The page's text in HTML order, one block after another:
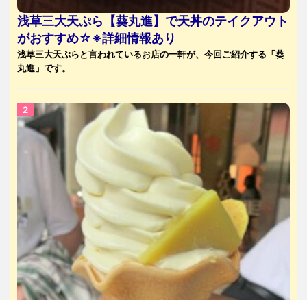
浅草三大天ぷら【葵丸進】で天丼のテイクアウト
がおすすめ☆※詳細情報あり
浅草三大天ぷらと言われているお店の一軒が、今回ご紹介する「葵
丸進」です。